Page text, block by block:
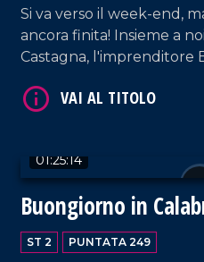
Si va verso il week-end,
ancora finita! Insieme a
Castagna, l'imprenditore
01:25:14
Buongiorno in
ST 2 PUNTATA 249